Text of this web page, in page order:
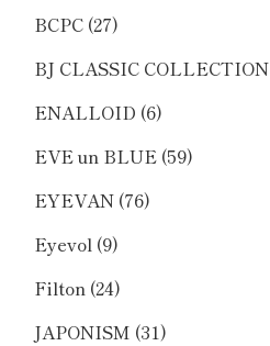
BCPC (27)
BJ CLASSIC COLLECTION
ENALLOID (6)
EVE un BLUE (59)
EYEVAN (76)
Eyevol (9)
Filton (24)
JAPONISM (31)